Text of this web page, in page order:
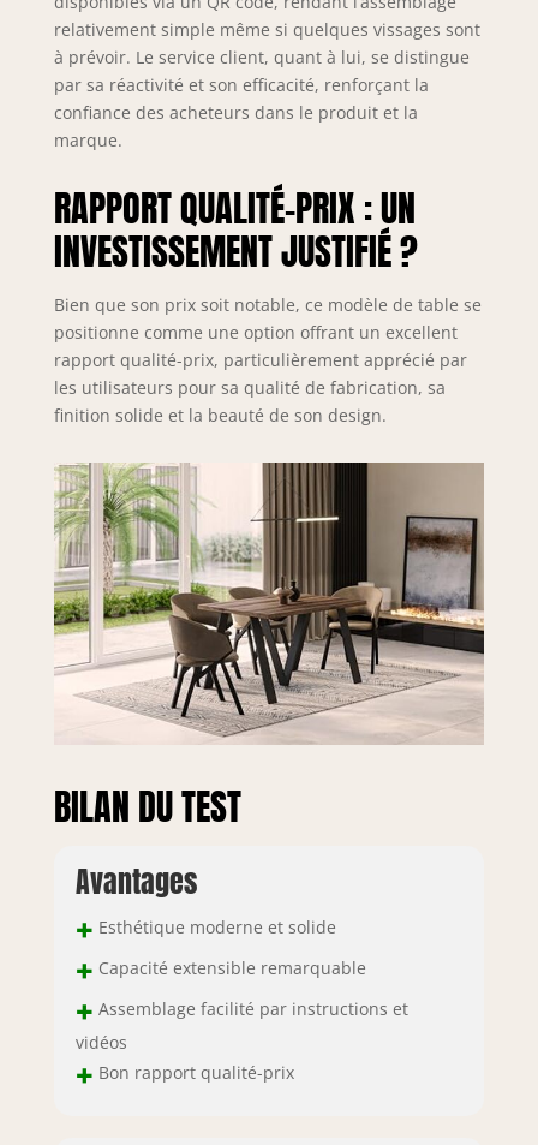
relativement simple même si quelques vissages sont
à prévoir. Le service client, quant à lui, se distingue
par sa réactivité et son efficacité, renforçant la
confiance des acheteurs dans le produit et la
marque.
RAPPORT QUALITÉ-PRIX : UN
INVESTISSEMENT JUSTIFIÉ ?
Bien que son prix soit notable, ce modèle de table se
positionne comme une option offrant un excellent
rapport qualité-prix, particulièrement apprécié par
les utilisateurs pour sa qualité de fabrication, sa
finition solide et la beauté de son design.
BILAN DU TEST
Avantages
+ Esthétique moderne et solide
+ Capacité extensible remarquable
+ Assemblage facilité par instructions et
vidéos
+ Bon rapport qualité-prix